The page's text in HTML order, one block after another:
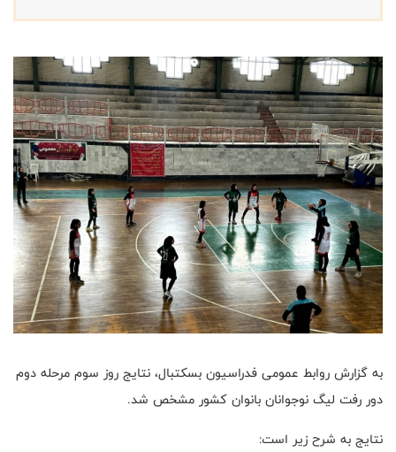
به گزارش روابط عمومی فدراسیون بسکتبال، نتایج روز سوم مرحله دوم
دور رفت لیگ نوجوانان بانوان کشور مشخص شد.
نتایج به شرح زیر است: